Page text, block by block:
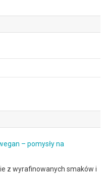
– pomysły na
z wyrafinowanych smaków i